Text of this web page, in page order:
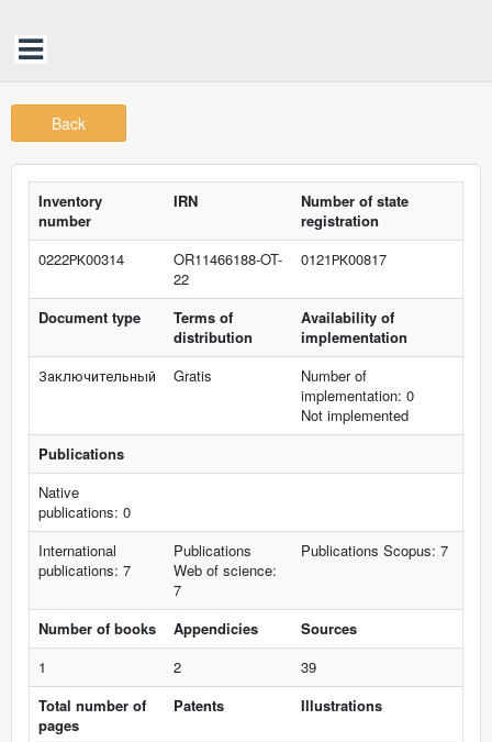
Back
Inventory
number
IRN
Number of state
registration
0222РК00314
OR11466188-OT-
22
0121РК00817
Document type
Terms of
distribution
Availability of
implementation
Заключительный
Gratis
Number of
implementation: 0
Not implemented
Publications
Native
publications: 0
International
publications: 7
Publications
Web of science:
7
Publications Scopus: 7
Number of books Appendicies
Sources
1
2
39
Total number of
pages
Patents Illustrations